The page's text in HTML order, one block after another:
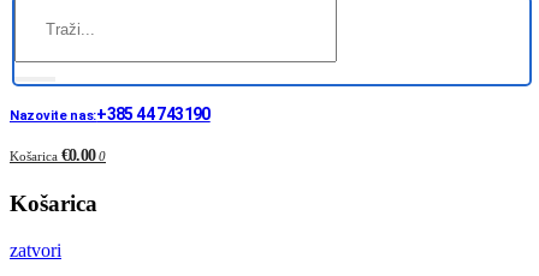
Nazovite nas:+385 44 743190
Košarica €0.00 0
Košarica
zatvori